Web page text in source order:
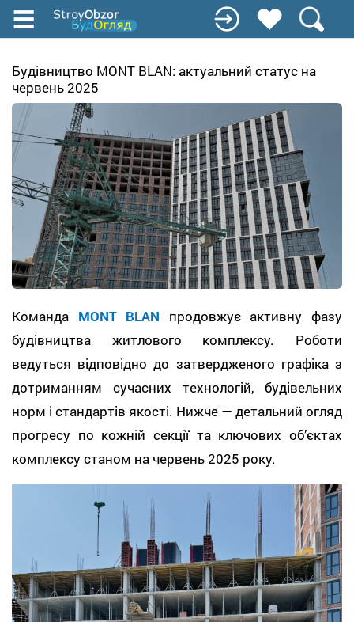
Перейти
до
вмісту
Будівництво MONT BLAN: актуальний статус на
червень 2025
Команда MONT BLAN продовжує активну фазу
будівництва житлового комплексу. Роботи
ведуться відповідно до затвердженого графіка з
дотриманням сучасних технологій, будівельних
норм і стандартів якості. Нижче — детальний огляд
прогресу по кожній секції та ключових об’єктах
комплексу станом на червень 2025 року.